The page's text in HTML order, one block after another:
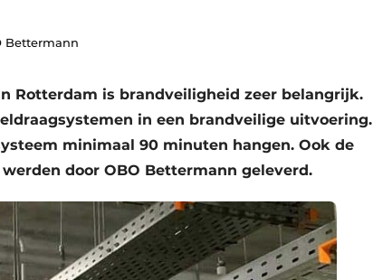
Bettermann
Rotterdam is brandveiligheid zeer belangrijk.
in een brandveilige uitvoering.
minimaal 90 minuten hangen. Ook de
door OBO Bettermann geleverd.